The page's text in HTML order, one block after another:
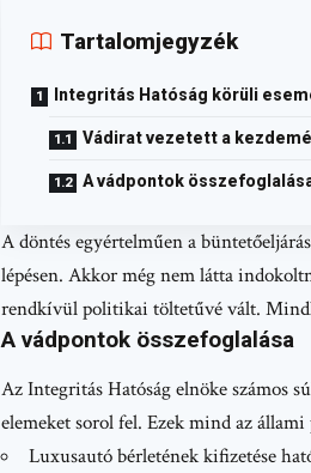
Tartalomjegyzék
Integritás Hatóság körüli
Vádirat vezetett a
A vádpontok
A döntés egyértelműen a
lépésen. Akkor még nem látta
rendkívül politikai töltetűvé vált.
A vádpontok összefoglalása
Az Integritás Hatóság elnöke számos
elemeket sorol fel. Ezek mind az
Luxusautó bérletének kifizetése